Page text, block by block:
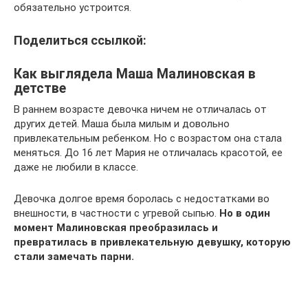
обязательно устроится.
Поделиться ссылкой:
Как выглядела Маша Малиновская в
детстве
В раннем возрасте девочка ничем не отличалась от
других детей. Маша была милым и довольно
привлекательным ребенком. Но с возрастом она стала
меняться. До 16 лет Мария не отличалась красотой, ее
даже не любили в классе.
Девочка долгое время боролась с недостатками во
внешности, в частности с угревой сыпью. Но в один
момент Малиновская преобразилась и
превратилась в привлекательную девушку, которую
стали замечать парни.